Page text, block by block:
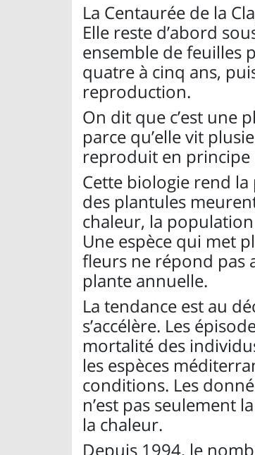
La Centaurée de la
Elle reste d’abord
ensemble de feuilles
quatre à cinq ans,
reproduction.
On dit que c’est une
parce qu’elle vit
reproduit en principe
Cette biologie rend la
des plantules
chaleur, la
Une espèce qui met
fleurs ne répond pas
plante annuelle.
La tendance est au
s’accélère. Les
mortalité des
les espèces
conditions. Les
n’est pas seulement
la chaleur.
Depuis 1994, le